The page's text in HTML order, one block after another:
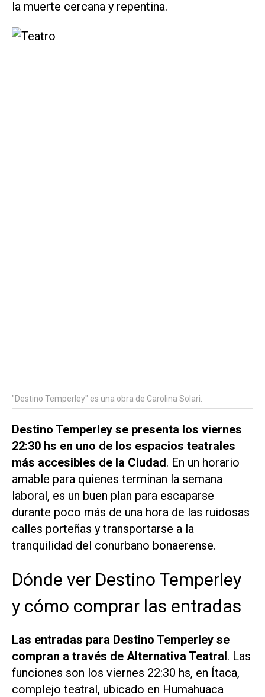
la muerte cercana y repentina.
"Destino Temperley" es una obra de Carolina Solari.
Destino Temperley se presenta los viernes
22:30 hs en uno de los espacios teatrales
más accesibles de la Ciudad. En un horario
amable para quienes terminan la semana
laboral, es un buen plan para escaparse
durante poco más de una hora de las ruidosas
calles porteñas y transportarse a la
tranquilidad del conurbano bonaerense.
Dónde ver Destino Temperley
y cómo comprar las entradas
Las entradas para Destino Temperley se
compran a través de Alternativa Teatral. Las
funciones son los viernes 22:30 hs, en Ítaca,
complejo teatral, ubicado en Humahuaca